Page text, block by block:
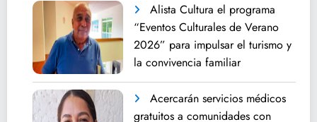
Alista Cultura el programa
“Eventos Culturales de Verano
2026” para impulsar el turismo y
la convivencia familiar
Acercarán servicios médicos
gratuitos a comunidades con